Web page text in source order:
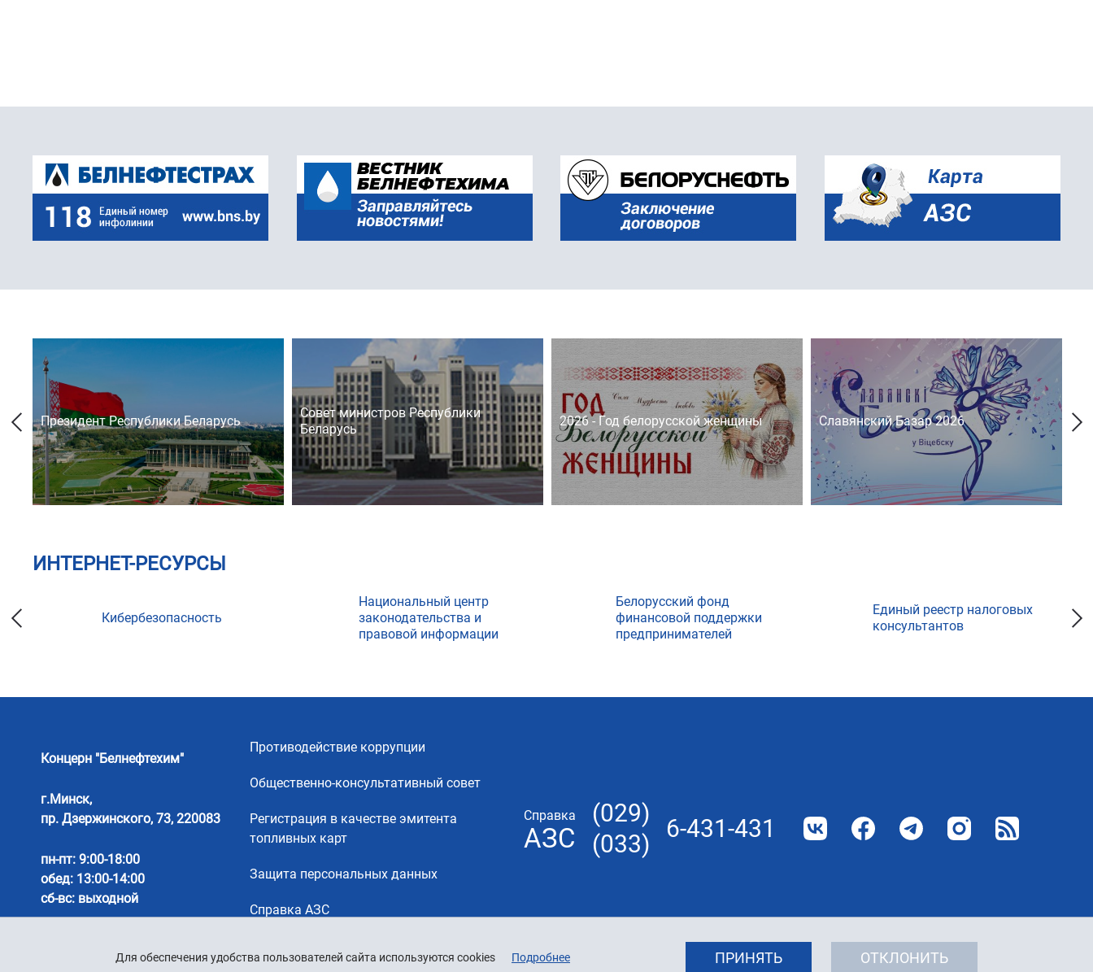
Для обеспечения удобства пользователей сайта используются cookies Подробнее ПРИНЯТЬ ОТКЛОНИТЬ
Президент Республики Беларусь
Совет министров Республики
Беларусь
2026 - Год белорусской женщины Славянский Базар 2026
ИНТЕРНЕТ-РЕСУРСЫ
Кибербезопасность
Национальный центр
законодательства и
правовой информации
Белорусский фонд
финансовой поддержки
предпринимателей
Единый реестр налоговых
консультантов
Концерн "Белнефтехим"
г.Минск,
пр. Дзержинского, 73, 220083
пн-пт: 9:00-18:00
обед: 13:00-14:00
сб-вс: выходной
Противодействие коррупции
Общественно-консультативный совет
Регистрация в качестве эмитента
топливных карт
Защита персональных данных
Справка АЗС
Справка
АЗС
(029)
(033)
6-431-431